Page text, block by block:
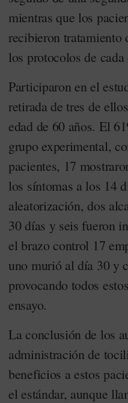
mientras que los
recibieron tratamiento
los protocolos de cada
Participaron en el
retirada de tres de
edad de 60 años. El
grupo experimental,
pacientes, 17
los síntomas a los 14
aleatorización, dos
30 días y seis fueron
el brazo control 17
uno murió al día 30 y
provocando todos
ensayo.
La conclusión de los
administración de
beneficios a estos
el estándar, aunque